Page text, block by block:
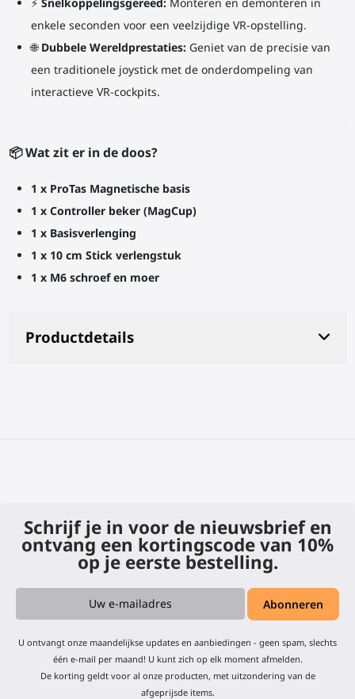
enkele seconden voor een veelzijdige VR-opstelling.
🌐 Dubbele Wereldprestaties:Geniet van de precisie van
een traditionele joystick met de onderdompeling van
interactieve VR-cockpits.
📦 Wat zit er in de doos?
1 x ProTas Magnetische basis
1 x Controller beker (MagCup)
1 x Basisverlenging
1 x 10 cm Stick verlengstuk
1 x M6 schroef en moer
Productdetails
Schrijf je in voor de nieuwsbrief en
ontvang een kortingscode van 10%
op je eerste bestelling.
U ontvangt onze maandelijkse updates en aanbiedingen - geen spam, slechts
één e-mail per maand! U kunt zich op elk moment afmelden.
De korting geldt voor al onze producten, met uitzondering van de
afgeprijsde items.